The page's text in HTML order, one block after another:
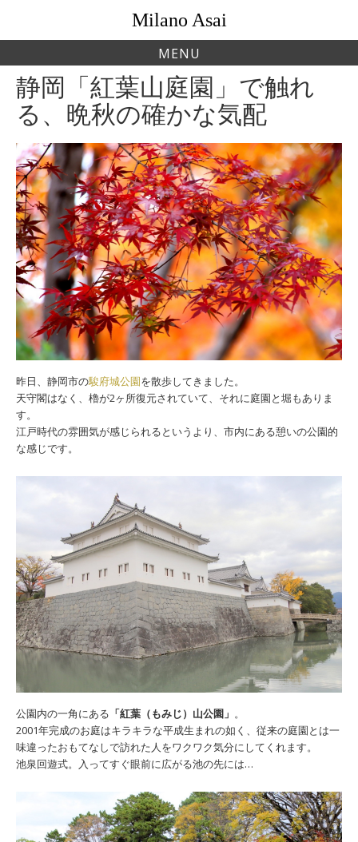
content
Milano Asai
MENU
静岡「紅葉山庭園」で触れ
る、晩秋の確かな気配
昨日、静岡市の駿府城公園を散歩してきました。
天守閣はなく、櫓が2ヶ所復元されていて、それに庭園と堀もありま
す。
江戸時代の雰囲気が感じられるというより、市内にある憩いの公園的
な感じです。
公園内の一角にある 「紅葉（もみじ）山公園」 。
2001年完成のお庭はキラキラな平成生まれの如く、従来の庭園とは一
味違ったおもてなしで訪れた人をワクワク気分にしてくれます。
池泉回遊式。入ってすぐ眼前に広がる池の先には…